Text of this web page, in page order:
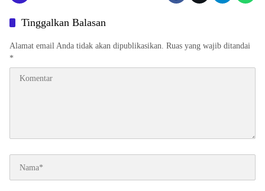
Tinggalkan Balasan
Alamat email Anda tidak akan dipublikasikan. Ruas yang wajib ditandai
*